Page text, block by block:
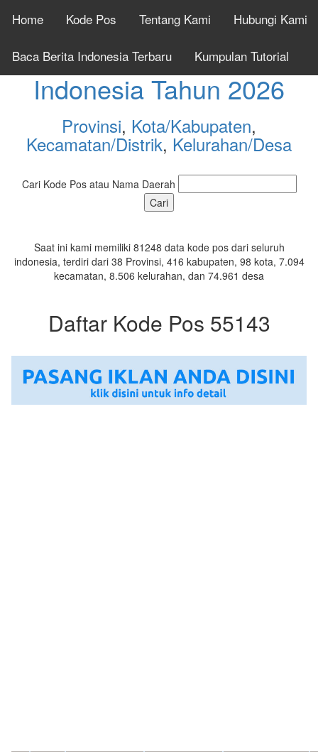
Home Kode Pos Tentang Kami Hubungi Kami
Baca Berita Indonesia Terbaru Kumpulan Tutorial
Cek Kode Pos Seluruh
Indonesia Tahun 2026
Provinsi, Kota/Kabupaten,
Kecamatan/Distrik, Kelurahan/Desa
Cari Kode Pos atau Nama Daerah
Saat ini kami memiliki 81248 data kode pos dari seluruh
indonesia, terdiri dari 38 Provinsi, 416 kabupaten, 98 kota, 7.094
kecamatan, 8.506 kelurahan, dan 74.961 desa
Daftar Kode Pos 55143